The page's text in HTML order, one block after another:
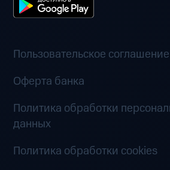
Пользовательское соглашение
Оферта банка
Политика обработки
данных
Политика обработки cookies